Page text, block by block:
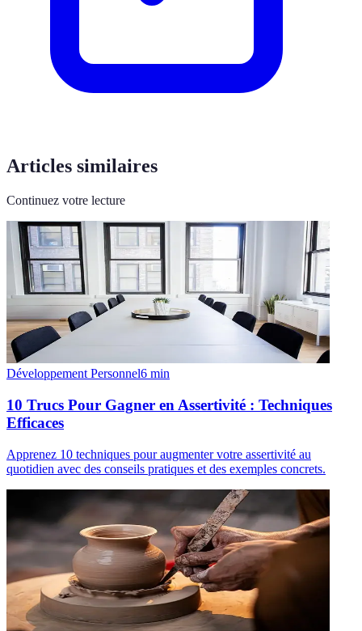
Articles similaires
Continuez votre lecture
Développement Personnel6 min
10 Trucs Pour Gagner en Assertivité : Techniques
Efficaces
Apprenez 10 techniques pour augmenter votre assertivité au
quotidien avec des conseils pratiques et des exemples concrets.